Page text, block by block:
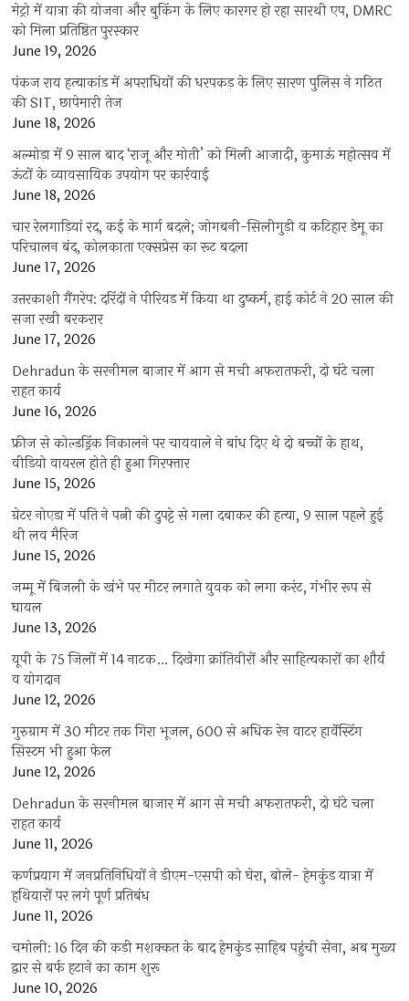
मेट्रो में यात्रा की योजना और बुकिंग के लिए कारगर हो रहा सारथी एप, DMRC
को मिला प्रतिष्ठित पुरस्कार
June 19, 2026
पंकज राय हत्याकांड में अपराधियों की धरपकड़ के लिए सारण पुलिस ने गठित
की SIT, छापेमारी तेज
June 18, 2026
अल्मोड़ा में 9 साल बाद ‘राजू और मोती’ को मिली आजादी, कुमाऊं महोत्सव में
ऊंटों के व्यावसायिक उपयोग पर कार्रवाई
June 18, 2026
चार रेलगाड़ियां रद, कई के मार्ग बदले; जोगबनी-सिलीगुड़ी व कटिहार डेमू का
परिचालन बंद, कोलकाता एक्सप्रेस का रूट बदला
June 17, 2026
उत्तरकाशी गैंगरेप: दरिंदों ने पीरियड में किया था दुष्कर्म, हाई कोर्ट ने 20 साल की
सजा रखी बरकरार
June 17, 2026
Dehradun के सरनीमल बाजार में आग से मची अफरातफरी, दो घंटे चला
राहत कार्य
June 16, 2026
फ्रीज से कोल्डड्रिंक निकालने पर चायवाले ने बांध दिए थे दो बच्चों के हाथ,
वीडियो वायरल होते ही हुआ गिरफ्तार
June 15, 2026
ग्रेटर नोएडा में पति ने पत्नी की दुपट्टे से गला दबाकर की हत्या, 9 साल पहले हुई
थी लव मैरिज
June 15, 2026
जम्मू में बिजली के खंभे पर मीटर लगाते युवक को लगा करंट, गंभीर रूप से
घायल
June 13, 2026
यूपी के 75 जिलों में 14 नाटक… दिखेगा क्रांतिवीरों और साहित्यकारों का शौर्य
व योगदान
June 12, 2026
गुरुग्राम में 30 मीटर तक गिरा भूजल, 600 से अधिक रेन वाटर हार्वेस्टिंग
सिस्टम भी हुआ फेल
June 12, 2026
Dehradun के सरनीमल बाजार में आग से मची अफरातफरी, दो घंटे चला
राहत कार्य
June 11, 2026
कर्णप्रयाग में जनप्रतिनिधियों ने डीएम-एसपी को घेरा, बोले- हेमकुंड यात्रा में
हथियारों पर लगे पूर्ण प्रतिबंध
June 11, 2026
चमोली: 16 दिन की कड़ी मशक्कत के बाद हेमकुंड साहिब पहुंची सेना, अब मुख्य
द्वार से बर्फ हटाने का काम शुरू
June 10, 2026